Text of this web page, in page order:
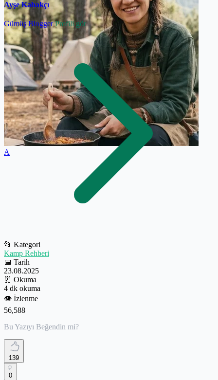
A
Ayşe Kabakçı
Gümüş Blogger Profili gör
📂 Kategori
Kamp Rehberi
📅 Tarih
23.08.2025
⏰ Okuma
4 dk okuma
👁️ İzlenme
56,588
Bu Yazıyı Beğendin mi?
139
0